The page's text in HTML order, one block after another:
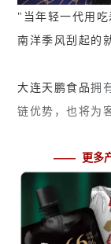
"当年轻一代用吃
南洋季风刮起
大连天鹏食品拥
链优势，也将为
—— 更多产